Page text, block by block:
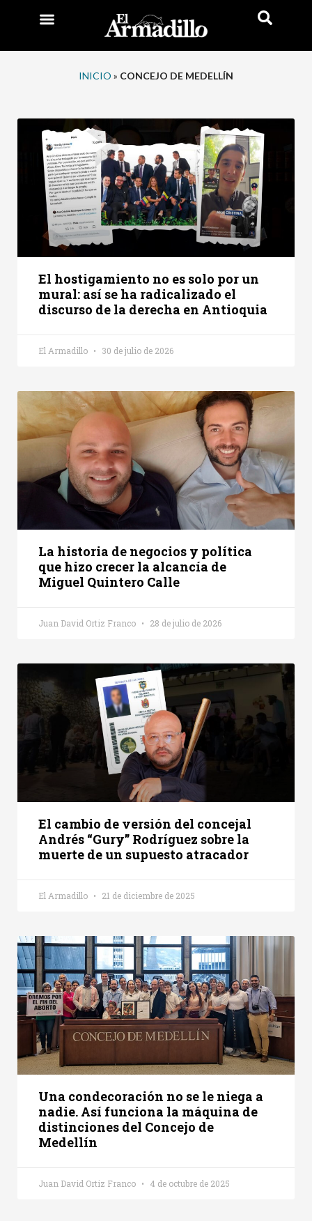
INICIO » CONCEJO DE MEDELLÍN
El hostigamiento no es solo por un
mural: así se ha radicalizado el
discurso de la derecha en Antioquia
El Armadillo 30 de julio de 2026
La historia de negocios y política
que hizo crecer la alcancía de
Miguel Quintero Calle
Juan David Ortiz Franco 28 de julio de 2026
El cambio de versión del concejal
Andrés “Gury” Rodríguez sobre la
muerte de un supuesto atracador
El Armadillo 21 de diciembre de 2025
Una condecoración no se le niega a
nadie. Así funciona la máquina de
distinciones del Concejo de
Medellín
Juan David Ortiz Franco 4 de octubre de 2025